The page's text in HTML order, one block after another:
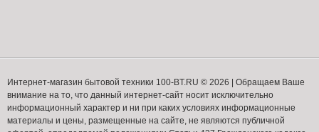
Интернет-магазин бытовой техники 100-BT.RU © 2026 | Обращаем Ваше
внимание на то, что данный интернет-сайт носит исключительно
информационный характер и ни при каких условиях информационные
материалы и цены, размещенные на сайте, не являются публичной